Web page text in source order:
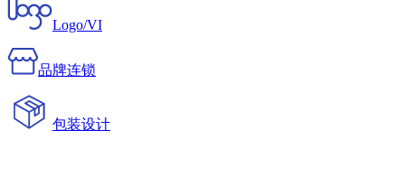
Logo/VI
品牌连锁
包装设计